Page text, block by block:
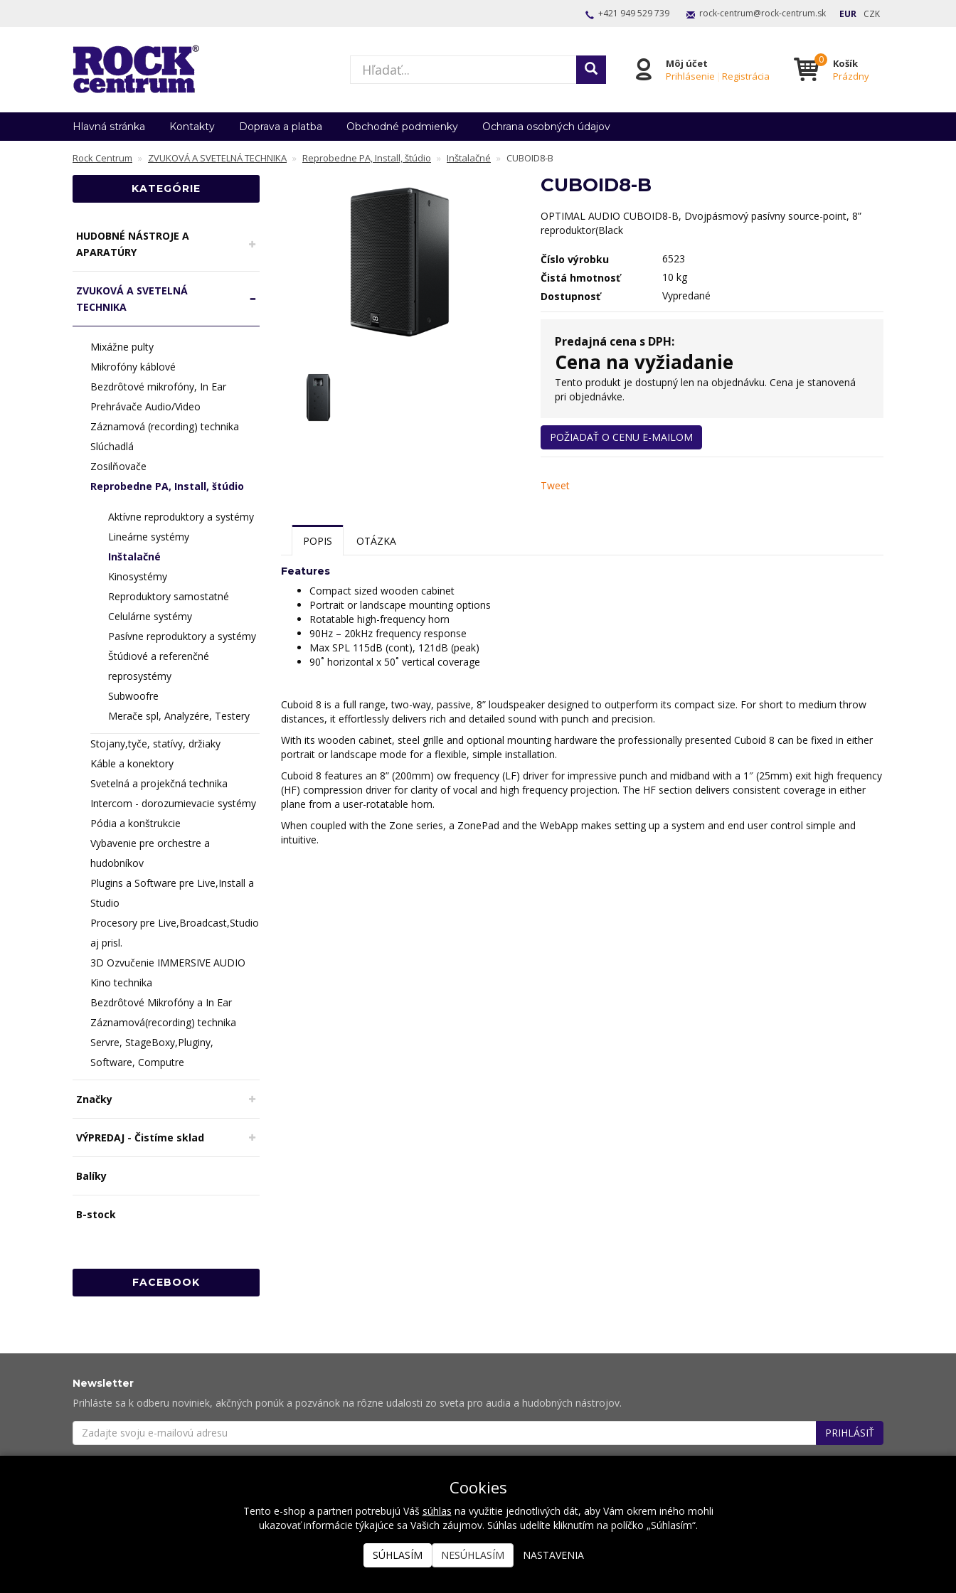
+421 949 529 739 rock-centrum@rock-centrum.sk EUR CZK
Môj účet
Prihlásenie | Registrácia
Košík
Prázdny
Hlavná stránka Kontakty Doprava a platba Obchodné podmienky Ochrana osobných údajov
Rock Centrum ZVUKOVÁ A SVETELNÁ TECHNIKA Reprobedne PA, Install, štúdio Inštalačné CUBOID8-B
KATEGÓRIE
HUDOBNÉ NÁSTROJE A
APARATÚRY
ZVUKOVÁ A SVETELNÁ
TECHNIKA
Mixážne pulty
Mikrofóny káblové
Bezdrôtové mikrofóny, In Ear
Prehrávače Audio/Video
Záznamová (recording) technika
Slúchadlá
Zosilňovače
Reprobedne PA, Install, štúdio
Aktívne reproduktory a systémy
Lineárne systémy
Inštalačné
Kinosystémy
Reproduktory samostatné
Celulárne systémy
Pasívne reproduktory a systémy
Štúdiové a referenčné
reprosystémy
Subwoofre
Merače spl, Analyzére, Testery
Stojany,tyče, statívy, držiaky
Káble a konektory
Svetelná a projekčná technika
Intercom - dorozumievacie systémy
Pódia a konštrukcie
Vybavenie pre orchestre a
hudobníkov
Plugins a Software pre Live,Install a
Studio
Procesory pre Live,Broadcast,Studio
aj prisl.
3D Ozvučenie IMMERSIVE AUDIO
Kino technika
Bezdrôtové Mikrofóny a In Ear
Záznamová(recording) technika
Servre, StageBoxy,Pluginy,
Software, Computre
Značky
VÝPREDAJ - Čistíme sklad
Balíky
B-stock
FACEBOOK
CUBOID8-B
OPTIMAL AUDIO CUBOID8-B, Dvojpásmový pasívny source-point, 8”
reproduktor(Black
Číslo výrobku
6523
Čistá hmotnosť
10 kg
Dostupnosť
Vypredané
Predajná cena s DPH:
Cena na vyžiadanie
Tento produkt je dostupný len na objednávku. Cena je stanovená
pri objednávke.
POŽIADAŤ O CENU E-MAILOM
Tweet
POPIS OTÁZKA
Features
Compact sized wooden cabinet
Portrait or landscape mounting options
Rotatable high-frequency horn
90Hz – 20kHz frequency response
Max SPL 115dB (cont), 121dB (peak)
90˚ horizontal x 50˚ vertical coverage
Cuboid 8 is a full range, two-way, passive, 8” loudspeaker designed to outperform its compact size. For short to medium throw
distances, it effortlessly delivers rich and detailed sound with punch and precision.
With its wooden cabinet, steel grille and optional mounting hardware the professionally presented Cuboid 8 can be fixed in either
portrait or landscape mode for a flexible, simple installation.
Cuboid 8 features an 8” (200mm) ow frequency (LF) driver for impressive punch and midband with a 1″ (25mm) exit high frequency
(HF) compression driver for clarity of vocal and high frequency projection. The HF section delivers consistent coverage in either
plane from a user-rotatable horn.
When coupled with the Zone series, a ZonePad and the WebApp makes setting up a system and end user control simple and
intuitive.
Newsletter
Prihláste sa k odberu noviniek, akčných ponúk a pozvánok na rôzne udalosti zo sveta pro audia a hudobných nástrojov.
PRIHLÁSIŤ
O nás Naše hodnoty Inštalácie Referencie Kalendár podujatí Kontakt
Cookies
Tento e-shop a partneri potrebujú Váš súhlas na využitie jednotlivých dát, aby Vám okrem iného mohli
ukazovať informácie týkajúce sa Vašich záujmov. Súhlas udelíte kliknutím na políčko „Súhlasím“.
SÚHLASÍM NESÚHLASÍM NASTAVENIA